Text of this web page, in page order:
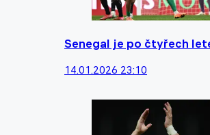
Senegal je po čtyřech
14.01.2026 23:10